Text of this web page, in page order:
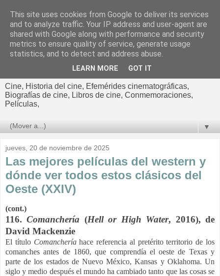
El cultural
cinematográfico de Jorge
Cine, Historia del cine, Efemérides cinematográficas,
Biografías de cine, Libros de cine, Conmemoraciones,
Películas,
▼
jueves, 20 de noviembre de 2025
Las mejores películas del western y
dónde ver todos estos clásicos del
Oeste (XXIV)
(cont.)
116.Comanchería (Hell or High Water, 2016), de
David Mackenzie
El título Comancheríahace referencia al pretérito territorio de los
comanches antes de 1860, que comprendía el oeste de Texas y
parte de los estados de Nuevo México, Kansas y Oklahoma. Un
siglo y medio después el mundo ha cambiado tanto que las cosas se
This site uses cookies from Google to deliver its services
and to analyze traffic. Your IP address and user-agent are
shared with Google along with performance and security
metrics to ensure quality of service, generate usage
statistics, and to detect and address abuse.
LEARN MORE GOT IT